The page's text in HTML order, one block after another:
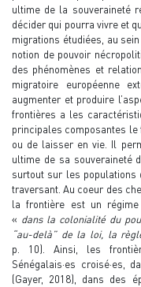
ultime de la souveraineté
décider qui pourra vivre et
migrations étudiées, au
notion de pouvoir
des phénomènes et
migratoire européenne
augmenter et produire
frontières a les
principales composantes
ou de laisser en vie. Il
ultime de sa souveraineté
surtout sur les
traversant. Au coeur des
la frontière est un régime
« dans la colonialité du
“au-delà” de la loi, la
p. 10). Ainsi, les
Sénégalais·es croisé·es,
(Gayer, 2018), dans des